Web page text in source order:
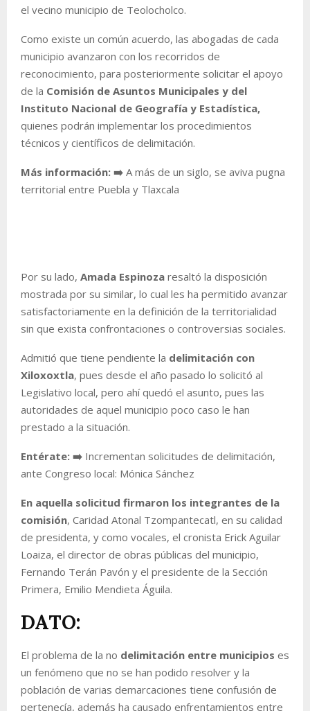
el vecino municipio de Teolocholco.
Como existe un común acuerdo, las abogadas de cada
municipio avanzaron con los recorridos de
reconocimiento, para posteriormente solicitar el apoyo
de la Comisión de Asuntos Municipales y del
Instituto Nacional de Geografía y Estadística,
quienes podrán implementar los procedimientos
técnicos y científicos de delimitación.
Más información: ➡️ A más de un siglo, se aviva pugna
territorial entre Puebla y Tlaxcala
Por su lado, Amada Espinoza resaltó la disposición
mostrada por su similar, lo cual les ha permitido avanzar
satisfactoriamente en la definición de la territorialidad
sin que exista confrontaciones o controversias sociales.
Admitió que tiene pendiente la delimitación con
Xiloxoxtla, pues desde el año pasado lo solicitó al
Legislativo local, pero ahí quedó el asunto, pues las
autoridades de aquel municipio poco caso le han
prestado a la situación.
Entérate: ➡️ Incrementan solicitudes de delimitación,
ante Congreso local: Mónica Sánchez
En aquella solicitud firmaron los integrantes de la
comisión, Caridad Atonal Tzompantecatl, en su calidad
de presidenta, y como vocales, el cronista Erick Aguilar
Loaiza, el director de obras públicas del municipio,
Fernando Terán Pavón y el presidente de la Sección
Primera, Emilio Mendieta Águila.
DATO:
El problema de la no delimitación entre municipios es
un fenómeno que no se han podido resolver y la
población de varias demarcaciones tiene confusión de
pertenecía, además ha causado enfrentamientos entre